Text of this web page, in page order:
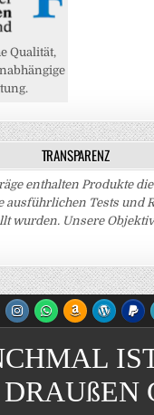
Qualität,
TRANSPARENZ
enthalten Produkte
ausführlichen Tests und
wurden. Unsere